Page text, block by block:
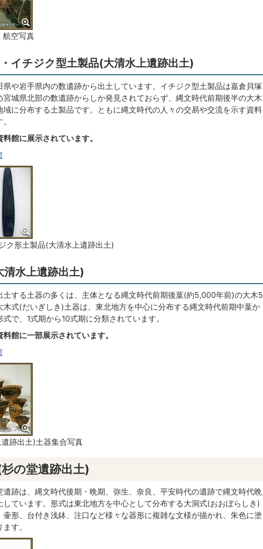
航空写真
イチジク型土製品(大清水上遺跡出土)
県や岩手県内の数遺跡から出土しています。イチジク型土製品は嘉倉貝塚
宮城県北部の数遺跡からしか発見されておらず、縄文時代前期後半の大木
域に分布する土製品です。ともに縄文時代の人々の交易や交流を示す資料
料館に展示されています。
ク形土製品(大清水上遺跡出土)
清水上遺跡出土)
土する土器の多くは、主体となる縄文時代前期後葉(約5,000年前)の大木5
木式(だいぎしき)土器は、東北地方を中心に分布する縄文時代前期中葉か
で、1式期から10式期に分類されています。
料館に一部展示されています。
跡出土)土器集合写真
の堂遺跡出土)
遺跡は、縄文時代後期・晩期、弥生、奈良、平安時代の遺跡で縄文時代晩
しています。形式は東北地方を中心として分布する大洞式(おおぼらしき)
壷形、台付き浅鉢、注口など様々な器形に複雑な文様が描かれ、朱色に塗
す。